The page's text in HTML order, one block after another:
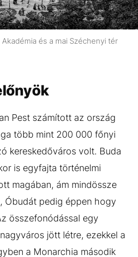
és a mai Széchenyi tér
Pest számított az ország
több mint 200 000 főnyi
kereskedőváros volt. Buda
is egyfajta történelmi
magában, ám mindössze
Óbudát pedig éppen hogy
összefonódással egy
jött létre, ezekkel a
a Monarchia második